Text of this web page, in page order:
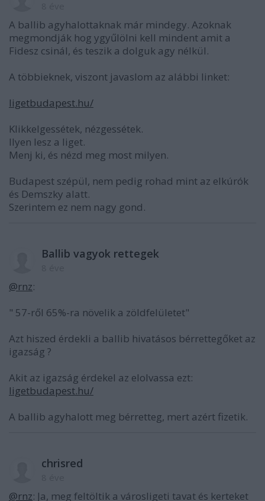
A ballib agyhalottaknak már mindegy. Azoknak
megmondják hog ygyűlölni kell mindent amit a
Fidesz csinál, és teszik a dolguk agy nélkül.
A többieknek, viszont javaslom az alábbi linket:
ligetbudapest.hu/
Klikkelgessétek, nézgessétek.
Ilyen lesz a liget.
Menj ki, és nézd meg most milyen.
Budapest szépül, nem pedig rohad mint az elkúrók
és Demszky alatt.
Szerintem ez nem nagy gond.
Ballib vagyok rettegek
@rnz:
" 57-ről 65%-ra növelik a zöldfelületet"
Azt hiszed érdekli a ballib hivatásos bérrettegőket az
igazság ?
Akit az igazság érdekel az elolvassa ezt:
ligetbudapest.hu/
A ballib agyhalott meg bérretteg, mert azért fizetik.
chrisred
@rnz: Ja, meg feltöltik a városligeti tavat és kerteket